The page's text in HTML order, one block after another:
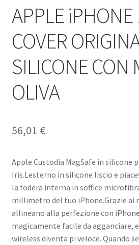
APPLE iPHONE
COVER
SILICONE CON
OLIVA
56,01 €
Apple Custodia MagSafe in silicone
Iris.Lesterno in silicone liscio e
la fodera interna in soffice
millimetro del tuo iPhone.Grazie ai
allineano alla perfezione con
magicamente facile da agganciare,
wireless diventa pi veloce. Quando